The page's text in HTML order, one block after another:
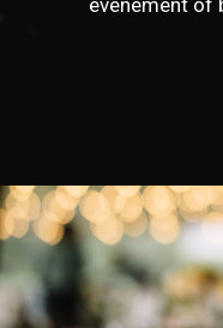
evenement of